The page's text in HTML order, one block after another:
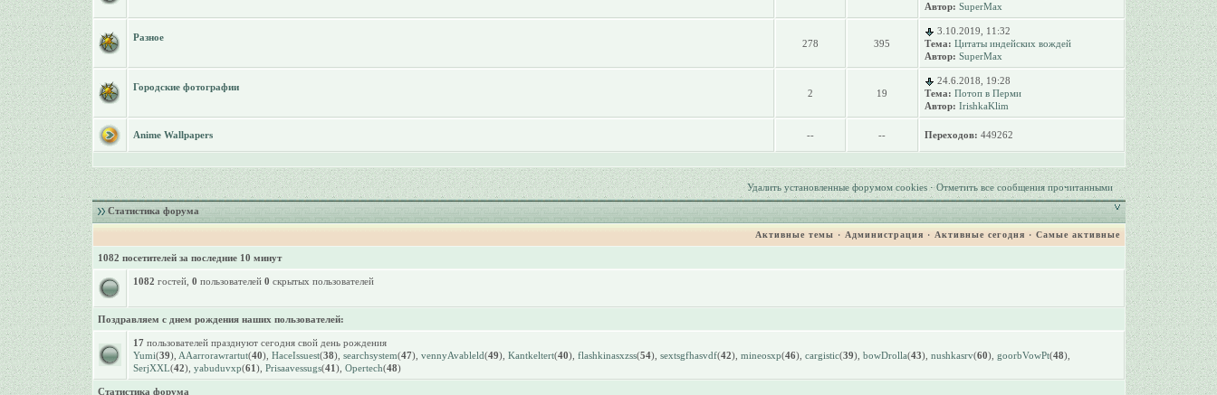
Автор: SuperMax
Разное
278 395
3.10.2019, 11:32
Тема: Цитаты индейских вождей
Автор: SuperMax
Городские фотографии
2 19
24.6.2018, 19:28
Тема: Потоп в Перми
Автор: IrishkaKlim
Anime Wallpapers -- -- Переходов: 449262
Удалить установленные форумом cookies·Отметить все сообщения прочитанными
Статистика форума
Активные темы · Администрация · Активные сегодня · Самые активные
1082 посетителей за последние 10 минут
1082 гостей, 0 пользователей 0 скрытых пользователей
Поздравляем с днем рождения наших пользователей:
17пользователей празднуют сегодня свой день рождения
Yumi(39), AAarrorawrartut(40), HaceIssuest(38), searchsystem(47), vennyAvableld(49), Kantkeltert(40), flashkinasxzss(54), sextsgfhasvdf(42), mineosxp(46), cargistic(39), bowDrolla(43), nushkasrv(60), goorbVowPt(48),
SerjXXL(42), yabuduvxp(61), Prisaavessugs(41), Opertech(48)
Статистика форума